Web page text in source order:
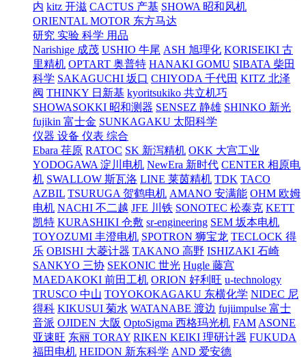
内 kitz 开滋 CACTUS 产基 SHOWA 昭和风机
ORIENTAL MOTOR 东方马达
研究 实验 科学 用品
Narishige 成茂 USHIO 牛尾 ASH 旭理化 KORISEIKI 古
里精机 OPTART 奥普特 HANAKI GOMU SIBATA 柴田
科学 SAKAGUCHI 坂口 CHIYODA 千代田 KITZ 北泽
阀 THINKY 日新基 kyoritsukiko 共立机巧
SHOWASOKKI 昭和测器 SENSEZ 静雄 SHINKO 新光
fujikin 富士金 SUNKAGAKU 太阳科学
仪器 设备 仪表 综合
Ebara 荏原 RATOC SK 新泻精机 OKK 大宫工业
YODOGAWA 淀川电机 NewEra 新时代 CENTER 相原电
机 SWALLOW 斯瓦洛 LINE 莱茵精机 TDK TACO
AZBIL TSURUGA 贺鹤电机 AMANO 安满能 OHM 欧姆
电机 NACHI 不二越 JFE 川铁 SONOTEC 松泰克 KETT
凯特 KURASHIKI 仓敷 sr-engineering SEM 坂本电机
TOYOZUMI 丰澄电机 SPOTRON 狮宝龙 TECLOCK 得
乐 OBISHI 大菱计器 TAKANO 高野 ISHIZAKI 石崎
SANKYO 三协 SEKONIC 世光 Hugle 藤宫
MAEDAKOKI 前田工机 ORION 好利旺 u-technology
TRUSCO 中山 TOYOKOKAGAKU 东横化学 NIDEC 尼
得科 KIKUSUI 菊水 WATANABE 渡边 fujiimpulse 富士
音派 OJIDEN 大阪 OptoSigma 西格玛光机 FAM ASONE
亚速旺 东丽 TORAY RIKEN KEIKI 理研计器 FUKUDA
福田电机 HEIDON 新东科学 AND 爱安德